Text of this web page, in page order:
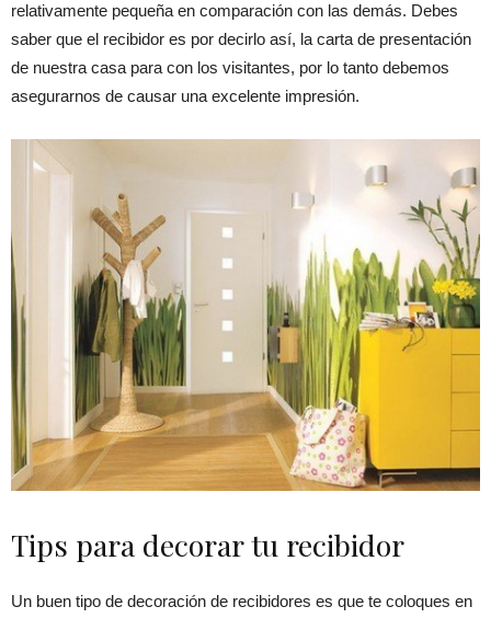
relativamente pequeña en comparación con las demás. Debes
saber que el recibidor es por decirlo así, la carta de presentación
de nuestra casa para con los visitantes, por lo tanto debemos
asegurarnos de causar una excelente impresión.
Tips para decorar tu recibidor
Un buen tipo de decoración de recibidores es que te coloques en